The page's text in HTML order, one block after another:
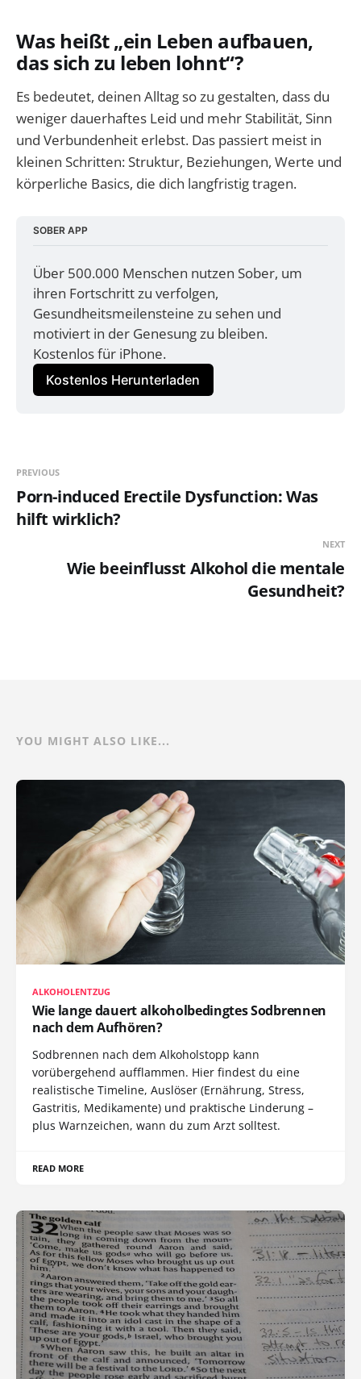
Was heißt „ein Leben aufbauen,
das sich zu leben lohnt“?
Es bedeutet, deinen Alltag so zu gestalten, dass du
weniger dauerhaftes Leid und mehr Stabilität, Sinn
und Verbundenheit erlebst. Das passiert meist in
kleinen Schritten: Struktur, Beziehungen, Werte und
körperliche Basics, die dich langfristig tragen.
SOBER APP
Über 500.000 Menschen nutzen Sober, um
ihren Fortschritt zu verfolgen,
Gesundheitsmeilensteine zu sehen und
motiviert in der Genesung zu bleiben.
Kostenlos für iPhone.
Kostenlos Herunterladen
PREVIOUS
Porn-induced Erectile Dysfunction: Was
hilft wirklich?
NEXT
Wie beeinflusst Alkohol die mentale
Gesundheit?
YOU MIGHT ALSO LIKE...
ALKOHOLENTZUG
Wie lange dauert alkoholbedingtes Sodbrennen
nach dem Aufhören?
Sodbrennen nach dem Alkoholstopp kann
vorübergehend aufflammen. Hier findest du eine
realistische Timeline, Auslöser (Ernährung, Stress,
Gastritis, Medikamente) und praktische Linderung –
plus Warnzeichen, wann du zum Arzt solltest.
READ MORE